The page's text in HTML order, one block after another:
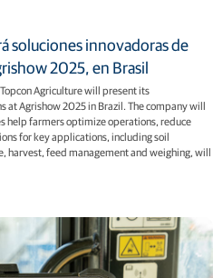
soluciones innovadoras de
2025, en Brasil
Agriculture will present its
Agrishow 2025 in Brazil. The company will
help farmers optimize operations, reduce
for key applications, including soil
harvest, feed management and weighing, will